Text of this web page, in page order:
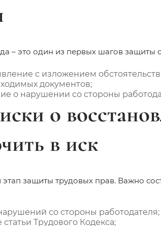
– это один из первых шагов защиты
с изложением обстоятельств
документов;
о нарушении со стороны
о
в иск
защиты трудовых прав. Важно
со стороны работодателя;
Трудового Кодекса;